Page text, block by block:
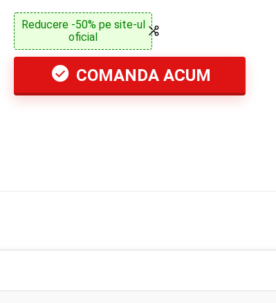
Reducere -50% pe site-ul
oficial
COMANDA ACUM